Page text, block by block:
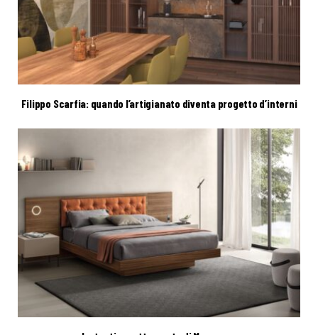
Filippo Scarfia: quando l’artigianato diventa progetto d’interni